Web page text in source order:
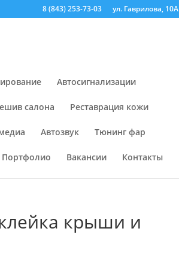
8 (843) 253-73-03 ул. Гаврилова, 10А
Автосигнализации
салона Реставрация кожи
Автозвук Тюнинг фар
Портфолио Вакансии Контакты
крыши и